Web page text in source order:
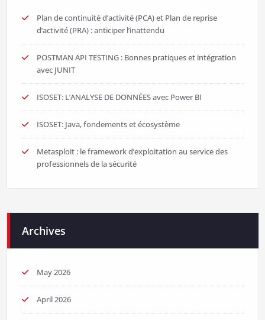
Plan de continuité d’activité (PCA) et Plan de reprise
d’activité (PRA) : anticiper l’inattendu
POSTMAN API TESTING : Bonnes pratiques et intégration
avec JUNIT
ISOSET: L’ANALYSE DE DONNÉES avec Power BI
ISOSET: Java, fondements et écosystème
Metasploit : le framework d’exploitation au service des
professionnels de la sécurité
Archives
May 2026
April 2026